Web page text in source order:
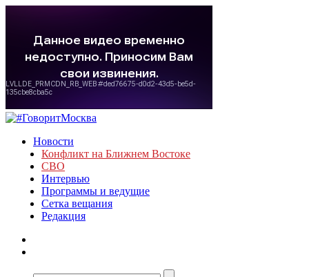
Новости
Конфликт на Ближнем Востоке
СВО
Интервью
Программы и ведущие
Сетка вещания
Редакция